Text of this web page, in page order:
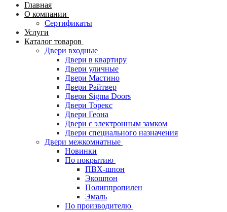
Главная
О компании
Сертификаты
Услуги
Каталог товаров
Двери входные
Двери в квартиру
Двери уличные
Двери Мастино
Двери Райтвер
Двери Sigma Doors
Двери Торекс
Двери Геона
Двери с электронным замком
Двери специального назначения
Двери межкомнатные
Новинки
По покрытию
ПВХ-шпон
Экошпон
Полиппропилен
Эмаль
По производителю